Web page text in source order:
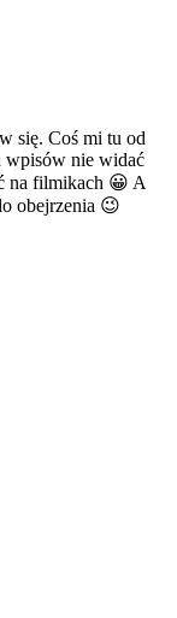
się. Coś mi tu od
wpisów nie widać
na filmikach 😀 A
obejrzenia 😉